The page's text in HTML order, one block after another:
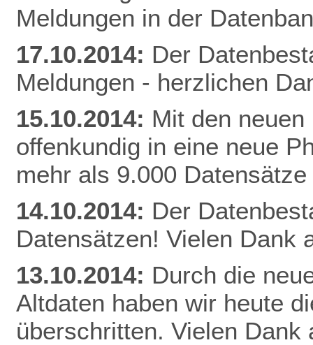
Meldungen in der
17.10.2014: Der
Meldungen - herzlichen
15.10.2014: Mit den
offenkundig in eine neue
mehr als 9.000
14.10.2014: Der
Datensätzen! Vielen Dank
13.10.2014: Durch die
Altdaten haben wir heute
überschritten. Vielen Dank